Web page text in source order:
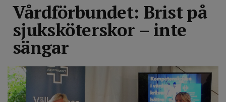
Vårdförbundet: Brist på
sjuksköterskor – inte
sängar